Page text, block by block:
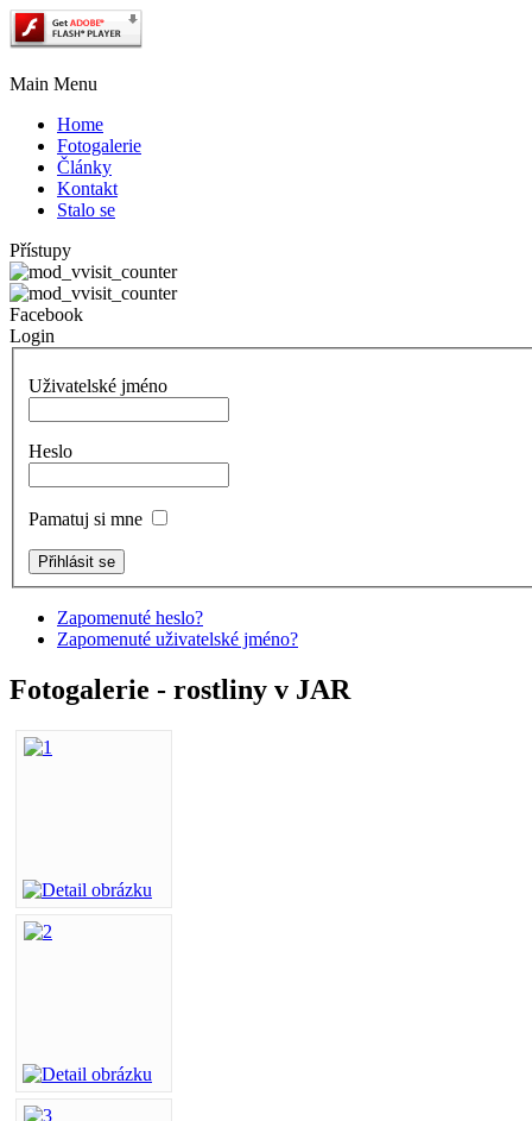
Main Menu
Home
Fotogalerie
Články
Kontakt
Stalo se
Přístupy
Facebook
Login
Uživatelské jméno
Heslo
Pamatuj si mne
Zapomenuté heslo?
Zapomenuté uživatelské jméno?
Fotogalerie - rostliny v JAR